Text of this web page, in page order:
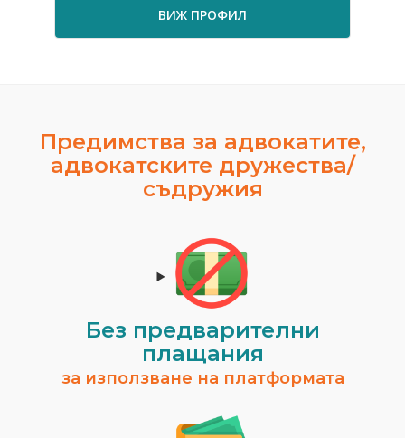
ВИЖ ПРОФИЛ
Предимства за адвокатите,
адвокатските дружества/
съдружия
Без предварителни
плащания
за използване на платформата